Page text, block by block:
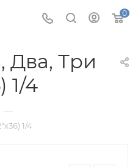
0
Два, Три
1/4
—
1/4